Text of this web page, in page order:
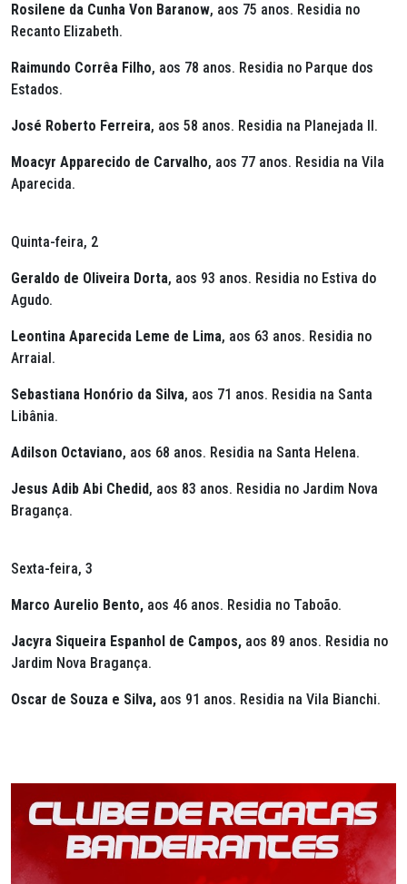
Rosilene da Cunha Von Baranow, aos 75 anos. Residia no
Recanto Elizabeth.
Raimundo Corrêa Filho, aos 78 anos. Residia no Parque dos
Estados.
José Roberto Ferreira, aos 58 anos. Residia na Planejada II.
Moacyr Apparecido de Carvalho, aos 77 anos. Residia na Vila
Aparecida.
Quinta-feira, 2
Geraldo de Oliveira Dorta, aos 93 anos. Residia no Estiva do
Agudo.
Leontina Aparecida Leme de Lima, aos 63 anos. Residia no
Arraial.
Sebastiana Honório da Silva, aos 71 anos. Residia na Santa
Libânia.
Adilson Octaviano, aos 68 anos. Residia na Santa Helena.
Jesus Adib Abi Chedid, aos 83 anos. Residia no Jardim Nova
Bragança.
Sexta-feira, 3
Marco Aurelio Bento, aos 46 anos. Residia no Taboão.
Jacyra Siqueira Espanhol de Campos, aos 89 anos. Residia no
Jardim Nova Bragança.
Oscar de Souza e Silva, aos 91 anos. Residia na Vila Bianchi.